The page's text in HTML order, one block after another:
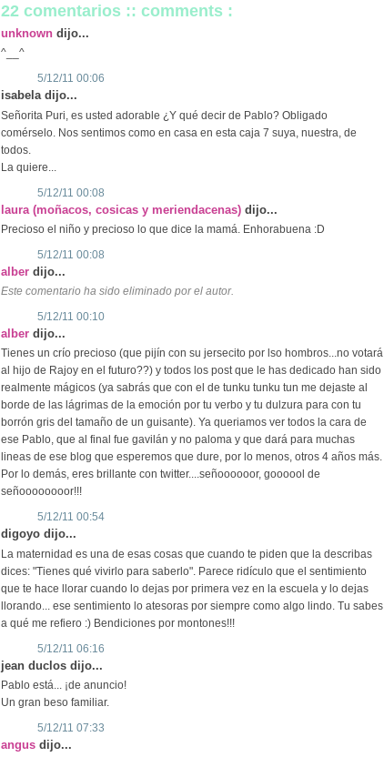
22 comentarios :: comments :
unknown dijo...
^__^
5/12/11 00:06
isabela dijo...
Señorita Puri, es usted adorable ¿Y qué decir de Pablo? Obligado
comérselo. Nos sentimos como en casa en esta caja 7 suya, nuestra, de
todos.
La quiere...
5/12/11 00:08
laura (moñacos, cosicas y meriendacenas) dijo...
Precioso el niño y precioso lo que dice la mamá. Enhorabuena :D
5/12/11 00:08
alber dijo...
Este comentario ha sido eliminado por el autor.
5/12/11 00:10
alber dijo...
Tienes un crío precioso (que pijín con su jersecito por lso hombros...no votará
al hijo de Rajoy en el futuro??) y todos los post que le has dedicado han sido
realmente mágicos (ya sabrás que con el de tunku tunku tun me dejaste al
borde de las lágrimas de la emoción por tu verbo y tu dulzura para con tu
borrón gris del tamaño de un guisante). Ya queriamos ver todos la cara de
ese Pablo, que al final fue gavilán y no paloma y que dará para muchas
lineas de ese blog que esperemos que dure, por lo menos, otros 4 años más.
Por lo demás, eres brillante con twitter....señoooooor, goooool de
señoooooooor!!!
5/12/11 00:54
digoyo dijo...
La maternidad es una de esas cosas que cuando te piden que la describas
dices: "Tienes qué vivirlo para saberlo". Parece ridículo que el sentimiento
que te hace llorar cuando lo dejas por primera vez en la escuela y lo dejas
llorando... ese sentimiento lo atesoras por siempre como algo lindo. Tu sabes
a qué me refiero :) Bendiciones por montones!!!
5/12/11 06:16
jean duclos dijo...
Pablo está... ¡de anuncio!
Un gran beso familiar.
5/12/11 07:33
angus dijo...